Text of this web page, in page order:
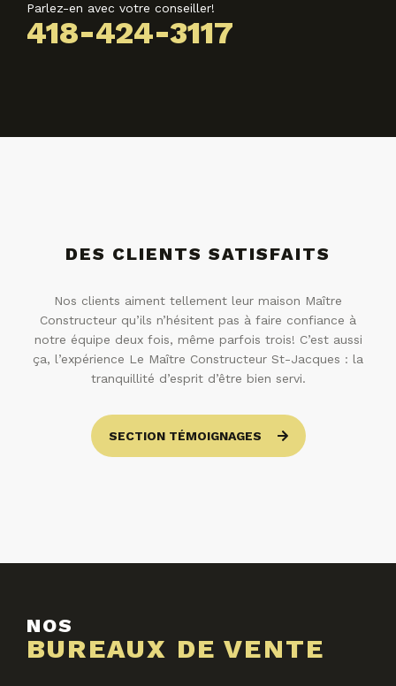
Parlez-en avec votre conseiller!
418-424-3117
DES CLIENTS SATISFAITS
Nos clients aiment tellement leur maison Maître
Constructeur qu’ils n’hésitent pas à faire confiance à
notre équipe deux fois, même parfois trois! C’est aussi
ça, l’expérience Le Maître Constructeur St-Jacques : la
tranquillité d’esprit d’être bien servi.
SECTION TÉMOIGNAGES
NOS
BUREAUX DE VENTE